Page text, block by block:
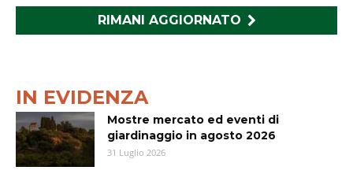
RIMANI AGGIORNATO
IN EVIDENZA
Mostre mercato ed eventi di
giardinaggio in agosto 2026
31 Luglio 2026